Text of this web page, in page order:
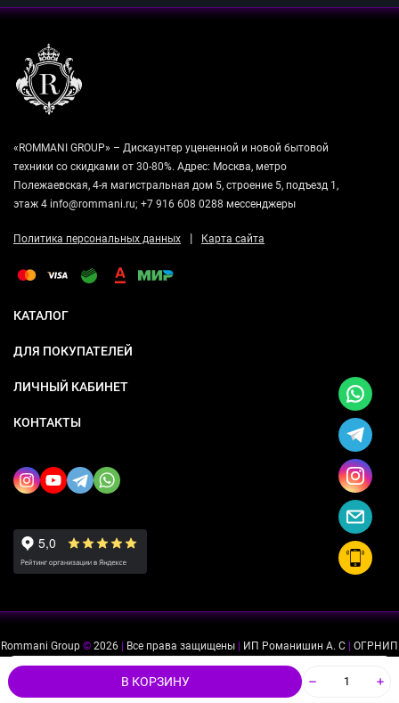
В КОРЗИНУ
«ROMMANI GROUP» – Дискаунтер уцененной и новой бытовой
техники со скидками от 30-80%. Адрес: Москва, метро
Полежаевская, 4-я магистральная дом 5, строение 5, подъезд 1,
этаж 4 info@rommani.ru; +7 916 608 0288 мессенджеры
Политика персональных данных | Карта сайта
КАТАЛОГ
ДЛЯ ПОКУПАТЕЛЕЙ
ЛИЧНЫЙ КАБИНЕТ
КОНТАКТЫ
Rommani Group © 2026 Все права защищены ИП Романишин А. С
ОГРНИП
Мы используем файлы cookie, чтобы сайт был лучше для